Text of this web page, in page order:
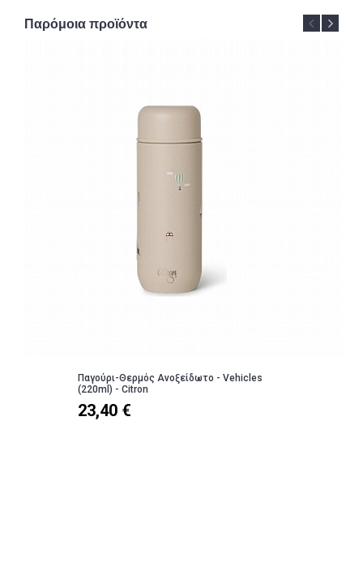
Παρόμοια προϊόντα
Παγούρι-Θερμός Ανοξείδωτο - Vehicles
(220ml) - Citron
23,40 €